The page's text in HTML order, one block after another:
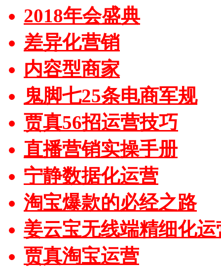
2018年会盛典
差异化营销
内容型商家
鬼脚七25条电商军规
贾真56招运营技巧
直播营销实操手册
宁静数据化运营
淘宝爆款的必经之路
姜云宝无线端精细化运
贾真淘宝运营